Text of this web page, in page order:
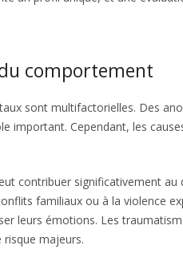
comportement
sont multifactorielles. Des
important. Cependant, les
contribuer significativement
familiaux ou à la violence
leurs émotions. Les
majeurs.